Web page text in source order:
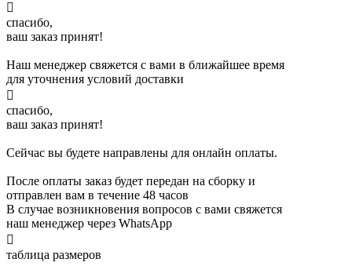

спасибо,
ваш заказ принят!
Наш менеджер свяжется с вами в ближайшее время
для уточнения условий доставки

спасибо,
ваш заказ принят!
Сейчас вы будете направлены для онлайн оплаты.
После оплаты заказ будет передан на сборку и
отправлен вам в течение 48 часов
В случае возникновения вопросов с вами свяжется
наш менеджер через WhatsApp

таблица размеров